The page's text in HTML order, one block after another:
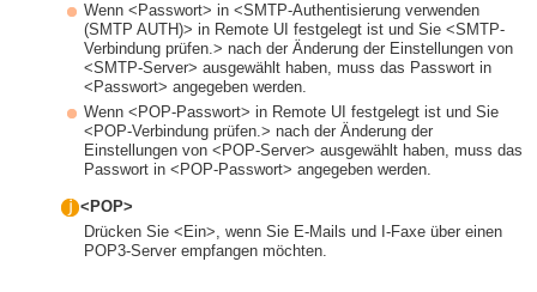
Wenn <Passwort> in <SMTP-Authentisierung verwenden
(SMTP AUTH)> in Remote UI festgelegt ist und Sie <SMTP-
Verbindung prüfen.> nach der Änderung der Einstellungen von
<SMTP-Server> ausgewählt haben, muss das Passwort in
<Passwort> angegeben werden.
Wenn <POP-Passwort> in Remote UI festgelegt ist und Sie
<POP-Verbindung prüfen.> nach der Änderung der
Einstellungen von <POP-Server> ausgewählt haben, muss das
Passwort in <POP-Passwort> angegeben werden.
<POP>
Drücken Sie <Ein>, wenn Sie E-Mails und I-Faxe über einen
POP3-Server empfangen möchten.